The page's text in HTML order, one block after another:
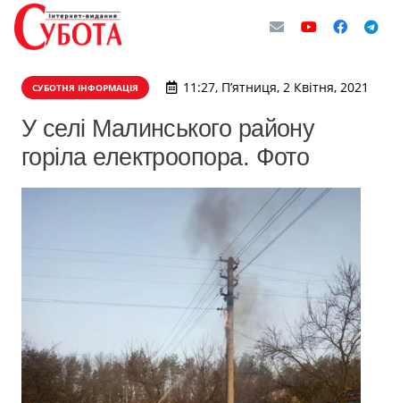
СУБОТНЯ ІНФОРМАЦІЯ 11:27, П’ятниця, 2 Квітня, 2021
У селі Малинського району
горіла електроопора. Фото